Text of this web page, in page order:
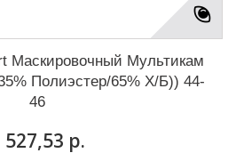
Маскировочный Мультикам
Полиэстер/65% Х/Б)) 44-
46
527,53 р.